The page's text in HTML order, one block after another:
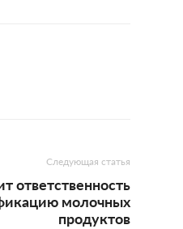
Следующая статья
ответственность
молочных
продуктов